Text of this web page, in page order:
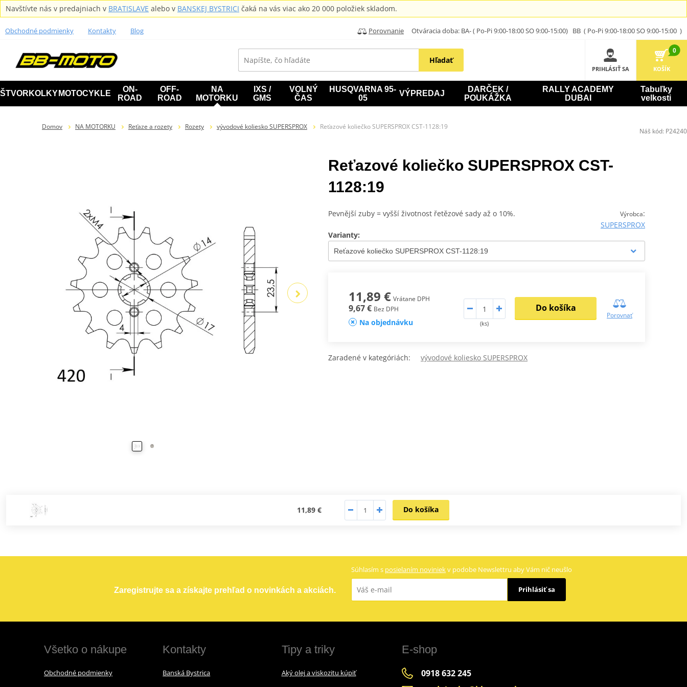
Navštívte nás v predajniach v BRATISLAVE alebo v BANSKEJ BYSTRICI čaká na vás viac ako 20 000 položiek skladom.
Obchodné podmienky Kontakty Blog Porovnanie Otváracia doba: BA- ( Po-Pi 9:00-18:00 SO 9:00-15:00) BB ( Po-Pi 9:00-18:00 SO 9:00-15:00 )
Hľadať
PRIHLÁSIŤ SA
0
KOŠÍK
ŠTVORKOLKY MOTOCYKLE
ON-
ROAD
OFF-
ROAD
NA
MOTORKU
IXS /
GMS
VOLNÝ
ČAS
HUSQVARNA 95-
05
VÝPREDAJ
DARČEK /
POUKÁŽKA
RALLY ACADEMY
DUBAI
Tabuľky
velkosti
Domov NA MOTORKU Reťaze a rozety Rozety vývodové koliesko SUPERSPROX Reťazové koliečko SUPERSPROX CST-1128:19
Reťazové koliečko SUPERSPROX CST-
1128:19
Výrobca:
SUPERSPROX
Pevnější zuby = vyšší životnost řetězové sady až o 10%.
Varianty:
11,89 € Vrátane DPH
9,67 € Bez DPH
Na objednávku (ks)
Do košíka
Porovnať
Zaradené v kategóriách: vývodové koliesko SUPERSPROX
11,89 € Do košíka
Náš kód: P24240
Zaregistrujte sa a získajte prehľad o novinkách a akciách.
Súhlasím s posielaním noviniekv podobe Newslettru aby Vám nič neušlo
Prihlásiť sa
Všetko o nákupe
Obchodné podmienky
Kontakty
Banská Bystrica
Tipy a triky
Aký olej a viskozitu kúpiť
E-shop
0918 632 245